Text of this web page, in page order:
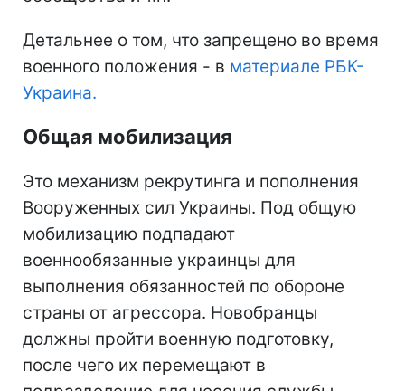
Детальнее о том, что запрещено во время
военного положения - в материале РБК-
Украина.
Общая мобилизация
Это механизм рекрутинга и пополнения
Вооруженных сил Украины. Под общую
мобилизацию подпадают
военнообязанные украинцы для
выполнения обязанностей по обороне
страны от агрессора. Новобранцы
должны пройти военную подготовку,
после чего их перемещают в